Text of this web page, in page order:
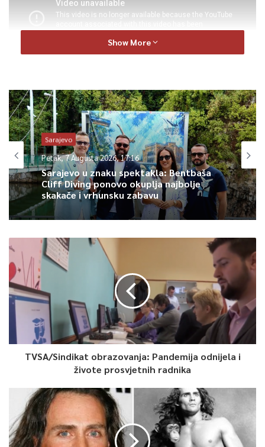
0
Article Rating
Show More
Sarajevo
Petak, 7 Augusta 2026, 17:16
Sarajevo u znaku spektakla: Bentbaša
Cliff Diving ponovo okuplja najbolje
skakače i vrhunsku zabavu
TVSA/Sindikat obrazovanja: Pandemija odnijela i
živote prosvjetnih radnika